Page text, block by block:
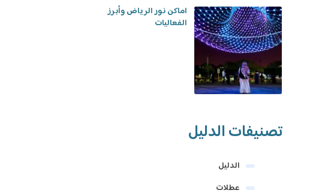
اماكن نور الرياض وأبرز
الفعاليات
تصنيفات الدليل
الدليل
عطلات